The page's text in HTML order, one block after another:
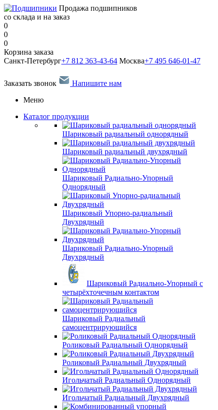
Продажа подшипников
со склада и на заказ
0
0
0
Корзина заказа
Санкт-Петербург+7 812 363-43-64 Москва+7 495 646-01-47
Заказать звонок
Напишите нам
Меню
Каталог продукции
Шариковый радиальный однорядный
Шариковый радиальный двухрядный
Шариковый Радиально-Упорный
Однорядный
Шариковый Упорно-радиальный
Двухрядный
Шариковый Радиально-Упорный
Двухрядный
Шариковый Радиально-Упорный с
четырёхточечным контактом
Шариковый Радиальный
самоцентрирующийся
Роликовый Радиальный Однорядный
Роликовый Радиальный Двухрядный
Игольчатый Радиальный Однорядный
Игольчатый Радиальный Двухрядный